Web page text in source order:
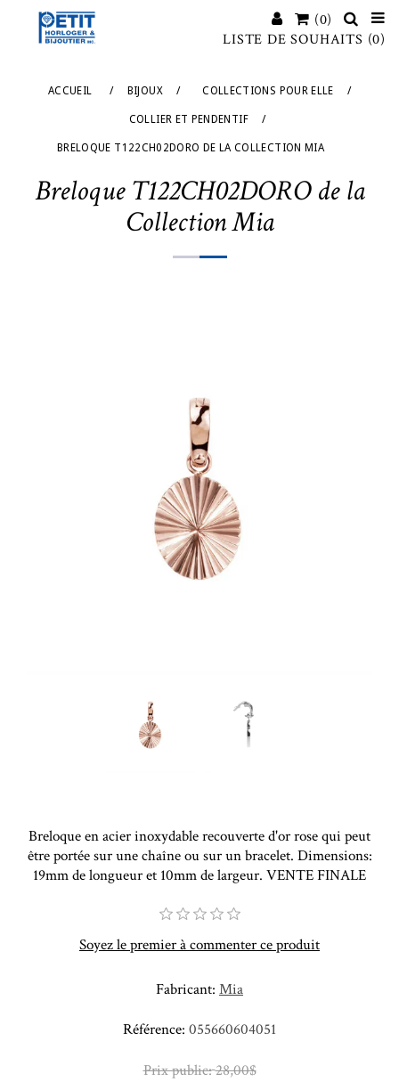
(0)
LISTE DE SOUHAITS (0)
ACCUEIL / BIJOUX / COLLECTIONS POUR ELLE /
COLLIER ET PENDENTIF /
BRELOQUE T122CH02DORO DE LA COLLECTION MIA
Breloque T122CH02DORO de la
Collection Mia
Breloque en acier inoxydable recouverte d'or rose qui peut
être portée sur une chaîne ou sur un bracelet. Dimensions:
19mm de longueur et 10mm de largeur. VENTE FINALE
Soyez le premier à commenter ce produit
Fabricant: Mia
Référence: 055660604051
Prix public:28,00$